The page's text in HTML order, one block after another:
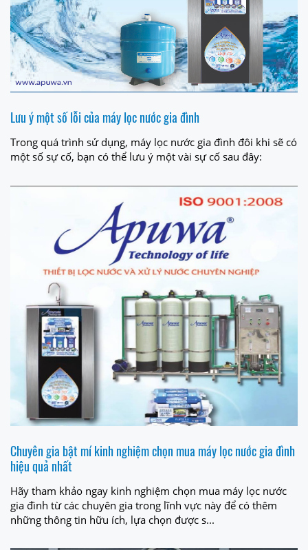
Lưu ý một số lỗi của máy lọc nước gia đình
Trong quá trình sử dụng, máy lọc nước gia đình đôi khi sẽ có
một số sự cố, bạn có thể lưu ý một vài sự cố sau đây:
Chuyên gia bật mí kinh nghiệm chọn mua máy lọc nước gia đình
hiệu quả nhất
Hãy tham khảo ngay kinh nghiệm chọn mua máy lọc nước
gia đình từ các chuyên gia trong lĩnh vực này để có thêm
những thông tin hữu ích, lựa chọn được s...